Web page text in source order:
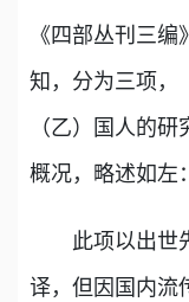
《四部丛刊三
知，分为三项，
（乙）国人的
概况，略述如左：
此项以出世先
译，但因国内流